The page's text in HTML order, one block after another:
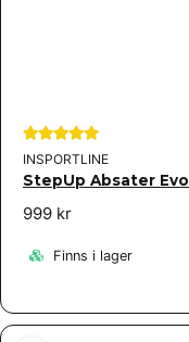
INSPORTLINE
StepUp Absater Evo
999 kr
Finns i lager